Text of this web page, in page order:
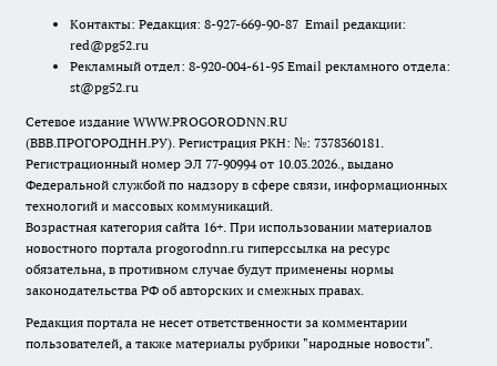
Контакты: Редакция: 8-927-669-90-87 Email редакции:
red@pg52.ru
Рекламный отдел: 8-920-004-61-95 Email рекламного отдела:
st@pg52.ru
Сетевое издание WWW.PROGORODNN.RU
(ВВВ.ПРОГОРОДНН.РУ). Регистрация РКН: №: 7378360181.
Регистрационный номер ЭЛ 77-90994 от 10.03.2026., выдано
Федеральной службой по надзору в сфере связи, информационных
технологий и массовых коммуникаций.
Возрастная категория сайта 16+. При использовании материалов
новостного портала progorodnn.ru гиперссылка на ресурс
обязательна, в противном случае будут применены нормы
законодательства РФ об авторских и смежных правах.
Редакция портала не несет ответственности за комментарии
пользователей, а также материалы рубрики "народные новости".